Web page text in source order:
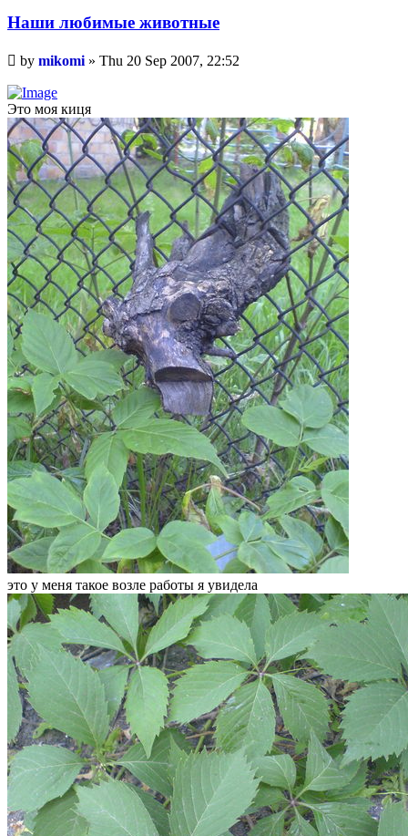
Наши любимые животные
Unread
post
by mikomi » Thu 20 Sep 2007, 22:52
Это моя киця
это у меня такое возле работы я увидела